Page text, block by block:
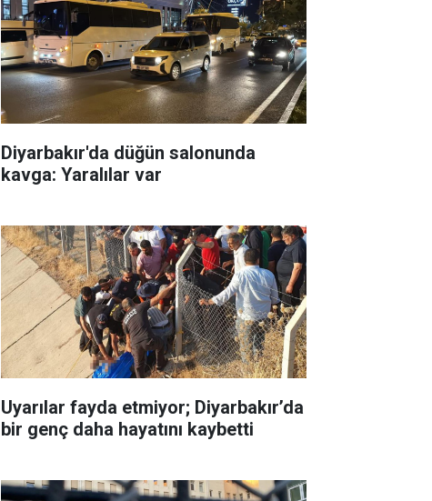
Diyarbakır'da düğün salonunda
kavga: Yaralılar var
Uyarılar fayda etmiyor; Diyarbakır’da
bir genç daha hayatını kaybetti